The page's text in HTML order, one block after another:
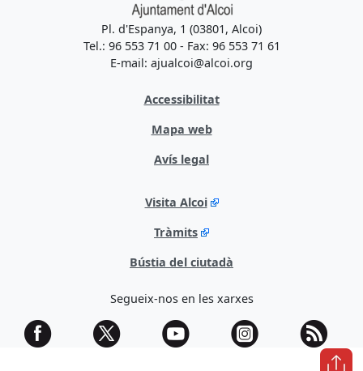
Pl. d'Espanya, 1 (03801, Alcoi)
Tel.: 96 553 71 00 - Fax: 96 553 71 61
E-mail: ajualcoi@alcoi.org
Accessibilitat
Mapa web
Avís legal
Visita Alcoi
Tràmits
Bústia del ciutadà
Segueix-nos en les xarxes